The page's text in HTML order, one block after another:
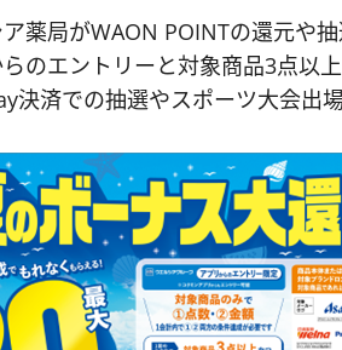
薬局がWAON POINTの還元や
のエントリーと対象商品3点以
決済での抽選やスポーツ大会出